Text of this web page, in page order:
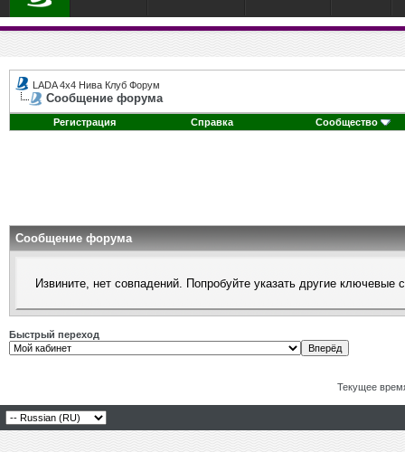
LADA 4x4 Нива Клуб Форум
Сообщение форума
Регистрация Справка Сообщество
Сообщение форума
Извините, нет совпадений. Попробуйте указать другие ключевые
Быстрый переход
Текущее